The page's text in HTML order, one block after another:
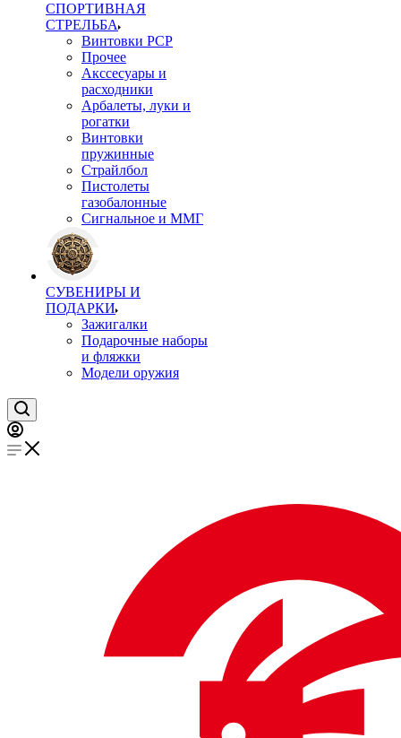
СПОРТИВНАЯ
СТРЕЛЬБА
Винтовки PCP
Прочее
Акссесуары и
расходники
Арбалеты, луки и
рогатки
Винтовки
пружинные
Страйлбол
Пистолеты
газобалонные
Сигнальное и ММГ
СУВЕНИРЫ И
ПОДАРКИ
Зажигалки
Подарочные наборы
и фляжки
Модели оружия